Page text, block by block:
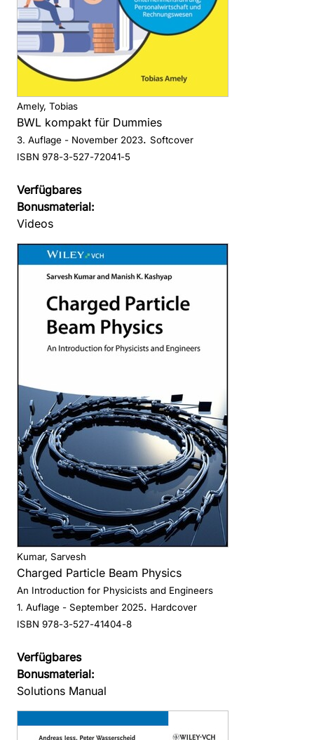
Amely, Tobias
BWL kompakt für Dummies
3. Auflage - November 2023. Softcover
ISBN 978-3-527-72041-5
Verfügbares
Bonusmaterial:
Videos
Kumar, Sarvesh
Charged Particle Beam Physics
An Introduction for Physicists and Engineers
1. Auflage - September 2025. Hardcover
ISBN 978-3-527-41404-8
Verfügbares
Bonusmaterial:
Solutions Manual